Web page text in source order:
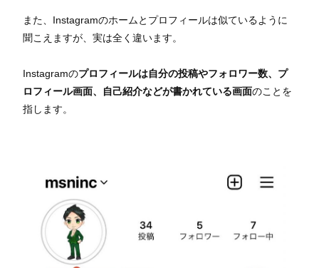
また、Instagramのホームとプロフィールは似ているように
聞こえますが、実は全く違います。
Instagramのプロフィールは自分の投稿やフォロワー数、プ
ロフィール画面、自己紹介などが書かれている画面のことを
指します。